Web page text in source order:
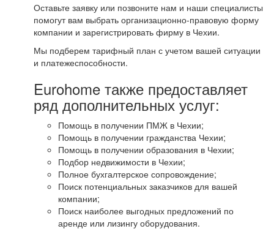
Оставьте заявку или позвоните нам и наши специалисты
помогут вам выбрать организационно-правовую форму
компании и зарегистрировать фирму в Чехии.
Мы подберем тарифный план с учетом вашей ситуации
и платежеспособности.
Eurohome также предоставляет
ряд дополнительных услуг:
Помощь в получении ПМЖ в Чехии;
Помощь в получении гражданства Чехии;
Помощь в получении образования в Чехии;
Подбор недвижимости в Чехии;
Полное бухгалтерское сопровождение;
Поиск потенциальных заказчиков для вашей
компании;
Поиск наиболее выгодных предложений по
аренде или лизингу оборудования.